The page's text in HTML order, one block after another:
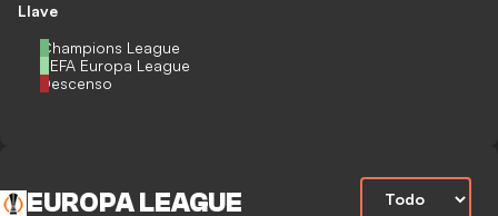
Llave
Champions League
UEFA Europa League
Descenso
EUROPA LEAGUE